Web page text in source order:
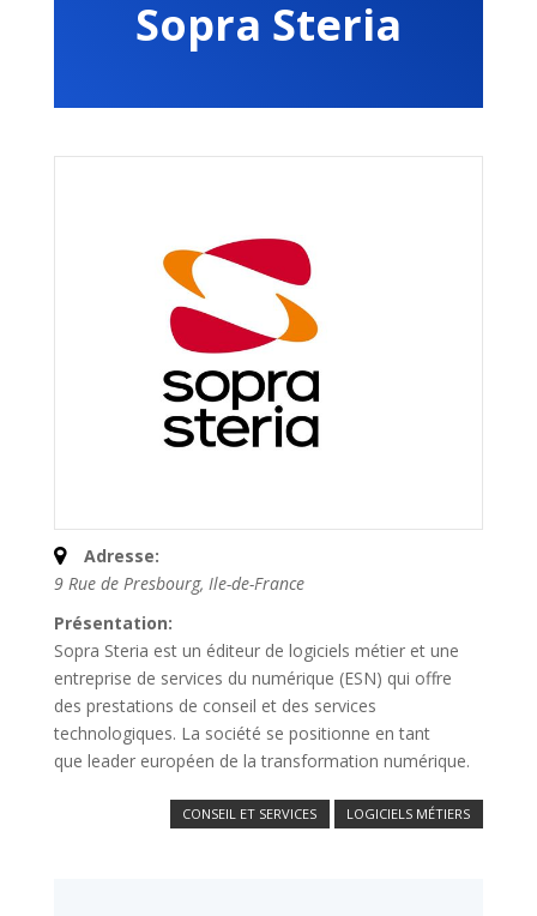
Sopra Steria
Adresse:
9 Rue de Presbourg, Ile-de-France
Présentation:
Sopra Steria est un éditeur de logiciels métier et une
entreprise de services du numérique (ESN) qui offre
des prestations de conseil et des services
technologiques. La société se positionne en tant
que leader européen de la transformation numérique.
CONSEIL ET SERVICES LOGICIELS MÉTIERS